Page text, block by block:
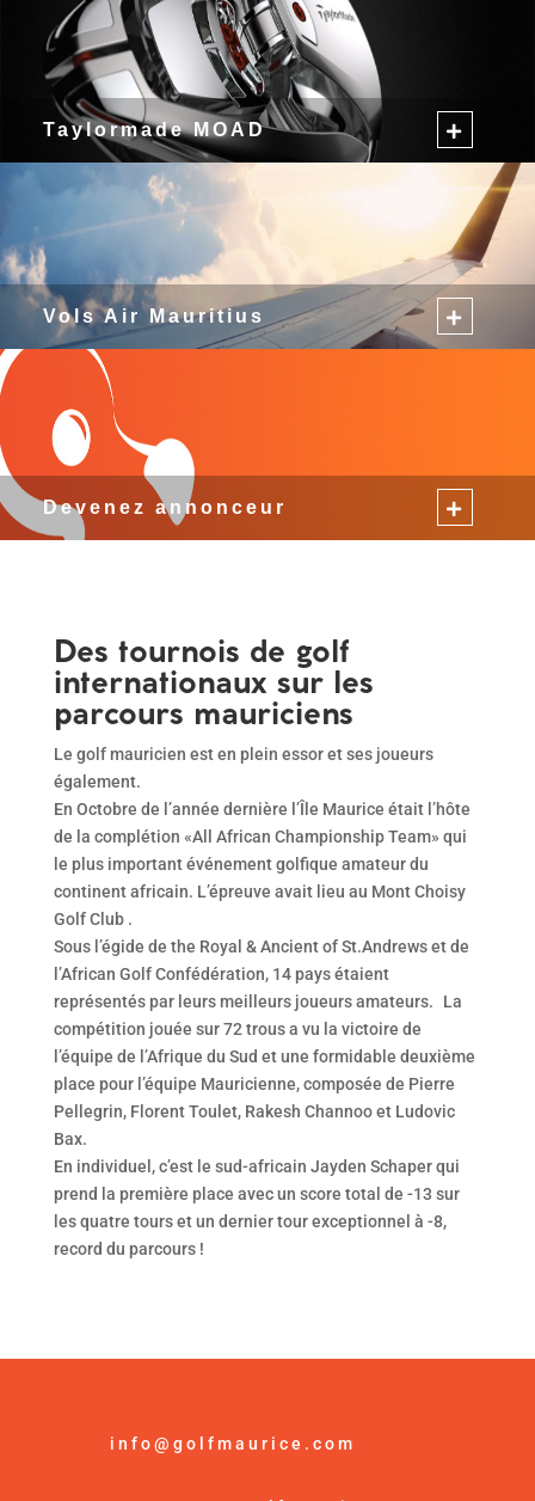
Taylormade MOAD
Vols Air Mauritius
Devenez annonceur
Des tournois de golf
internationaux sur les
parcours mauriciens
Le golf mauricien est en plein essor et ses joueurs
également.
En Octobre de l’année dernière l’Île Maurice était l’hôte
de la complétion «All African Championship Team» qui
le plus important événement golfique amateur du
continent africain. L’épreuve avait lieu au Mont Choisy
Golf Club .
Sous l’égide de the Royal & Ancient of St.Andrews et de
l’African Golf Confédération, 14 pays étaient
représentés par leurs meilleurs joueurs amateurs. La
compétition jouée sur 72 trous a vu la victoire de
l’équipe de l’Afrique du Sud et une formidable deuxième
place pour l’équipe Mauricienne, composée de Pierre
Pellegrin, Florent Toulet, Rakesh Channoo et Ludovic
Bax.
En individuel, c’est le sud-africain Jayden Schaper qui
prend la première place avec un score total de -13 sur
les quatre tours et un dernier tour exceptionnel à -8,
record du parcours !
info@golfmaurice.com